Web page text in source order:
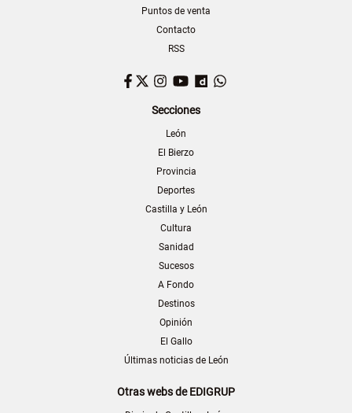
Puntos de venta
Contacto
RSS
Facebook
TwitterInstagram
YouTubeDailymotion
Secciones
León
El Bierzo
Provincia
Deportes
Castilla y León
Cultura
Sanidad
Sucesos
A Fondo
Destinos
Opinión
El Gallo
Últimas noticias de León
Otras webs de EDIGRUP